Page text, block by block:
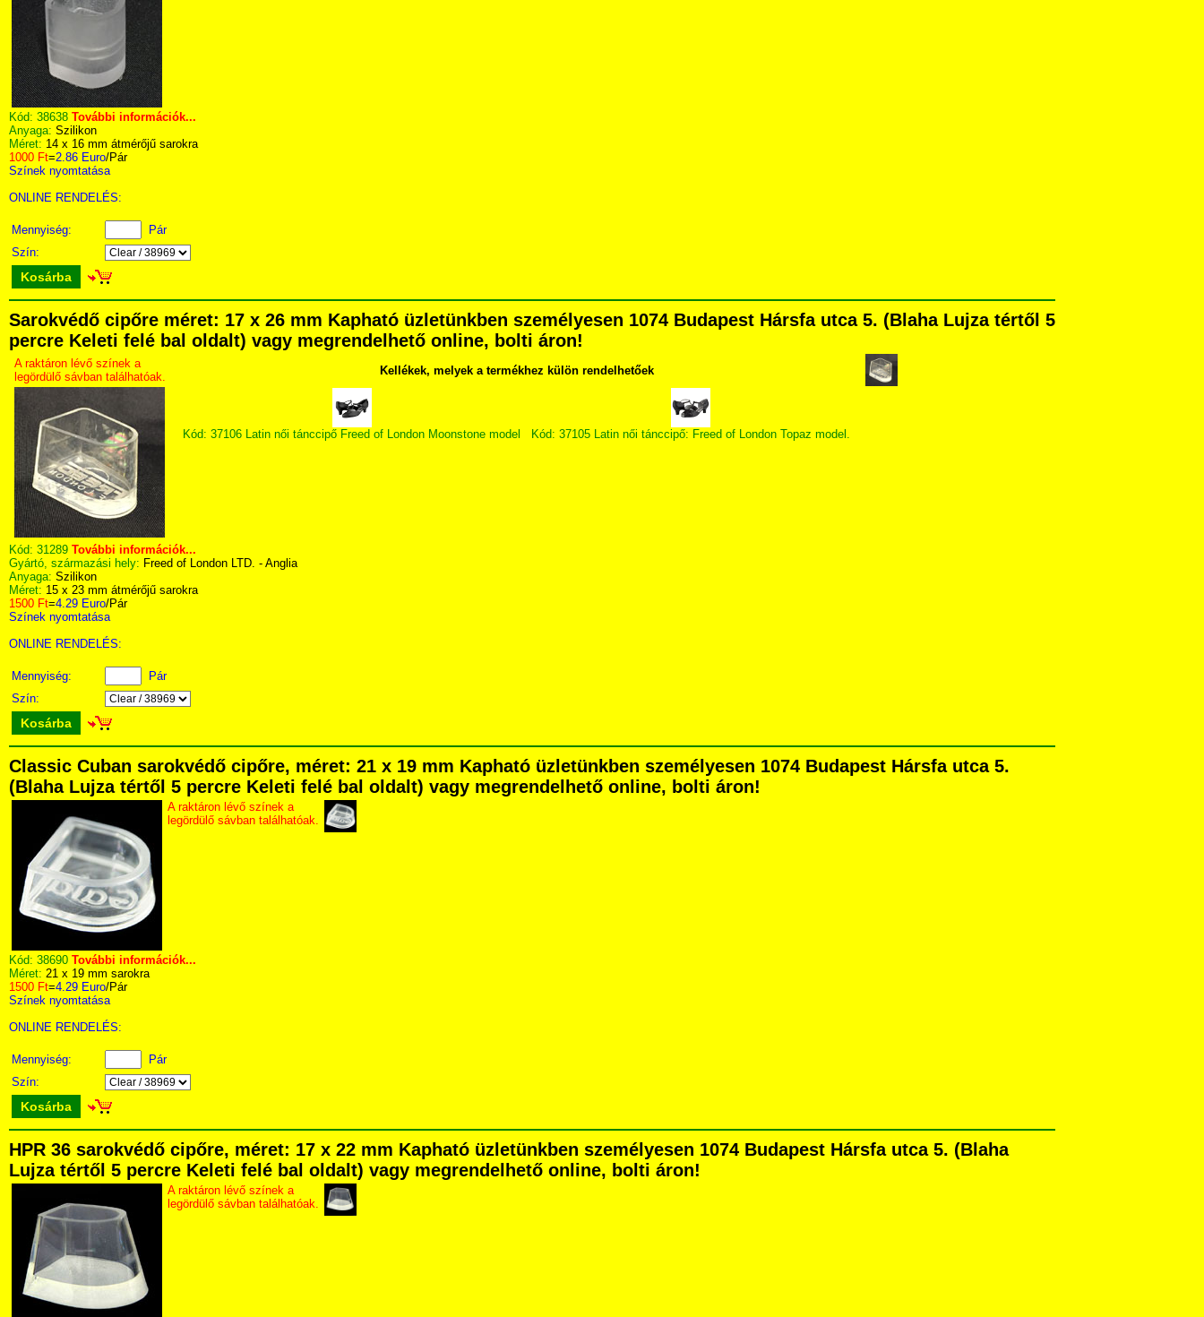
Kód: 38638 További információk...
Anyaga: Szilikon
Méret: 14 x 16 mm átmérőjű sarokra
1000 Ft=2.86 Euro/Pár
Színek nyomtatása
ONLINE RENDELÉS:
Mennyiség:
Pár
Szín:
Kosárba
Sarokvédő cipőre méret: 17 x 26 mm Kapható üzletünkben személyesen 1074 Budapest Hársfa utca 5. (Blaha Lujza tértől 5
percre Keleti felé bal oldalt) vagy megrendelhető online, bolti áron!
A raktáron lévő színek a
legördülő sávban találhatóak.
Kellékek, melyek a termékhez külön rendelhetőek
Kód: 37106 Latin női tánccipő Freed of London Moonstone model Kód: 37105 Latin női tánccipő: Freed of London Topaz model.
Kód: 31289 További információk...
Gyártó, származási hely: Freed of London LTD. - Anglia
Anyaga: Szilikon
Méret: 15 x 23 mm átmérőjű sarokra
1500 Ft=4.29 Euro/Pár
Színek nyomtatása
ONLINE RENDELÉS:
Mennyiség:
Pár
Szín:
Kosárba
Classic Cuban sarokvédő cipőre, méret: 21 x 19 mm Kapható üzletünkben személyesen 1074 Budapest Hársfa utca 5.
(Blaha Lujza tértől 5 percre Keleti felé bal oldalt) vagy megrendelhető online, bolti áron!
A raktáron lévő színek a
legördülő sávban találhatóak.
Kód: 38690 További információk...
Méret: 21 x 19 mm sarokra
1500 Ft=4.29 Euro/Pár
Színek nyomtatása
ONLINE RENDELÉS:
Mennyiség:
Pár
Szín:
Kosárba
HPR 36 sarokvédő cipőre, méret: 17 x 22 mm Kapható üzletünkben személyesen 1074 Budapest Hársfa utca 5. (Blaha
Lujza tértől 5 percre Keleti felé bal oldalt) vagy megrendelhető online, bolti áron!
A raktáron lévő színek a
legördülő sávban találhatóak.